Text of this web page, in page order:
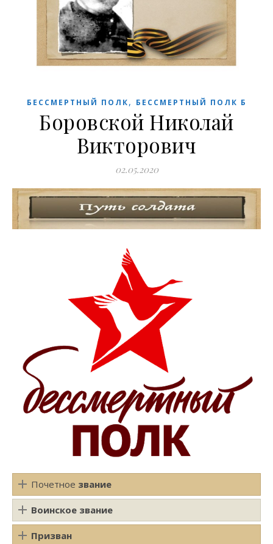
БЕССМЕРТНЫЙ ПОЛК, БЕССМЕРТНЫЙ ПОЛК Б
Боровской Николай
Викторович
02.05.2020
Почетное звание
Воинское звание
Призван